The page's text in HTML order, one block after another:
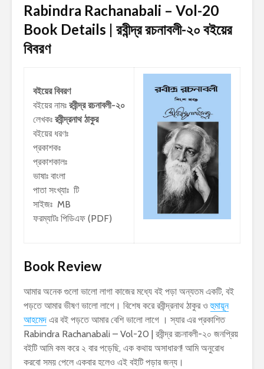
Rabindra Rachanabali – Vol-20
Book Details | রবীন্দ্র রচনাবলী-২০ বইয়ের
বিবরণ
বইয়ের বিবরণ
বইয়ের নামঃ রবীন্দ্র রচনাবলী-২০
লেখকঃ রবীন্দ্রনাথ ঠাকুর
বইয়ের ধরণঃ
প্রকাশকঃ
প্রকাশকালঃ
ভাষাঃ বাংলা
পাতা সংখ্যাঃ টি
সাইজঃ MB
ফরম্যাটঃ পিডিএফ (PDF)
Book Review
আমার অনেক গুলো ভালো লাগা কাজের মধ্যে বই পড়া অন্যতম একটি, বই
পড়তে আমার ভীষণ ভালো লাগে। বিশেষ করে রবীন্দ্রনাথ ঠাকুর ওহুমায়ূন
আহমেদ এর বই পড়তে আমার বেশি ভালো লাগে । স্যার এর প্রকাশিত
Rabindra Rachanabali – Vol-20 | রবীন্দ্র রচনাবলী-২০ জনপ্রিয়
বইটি আমি কম করে ২ বার পড়েছি, এক কথায় অসাধারণ! আমি অনুরোধ
করবো সময় পেলে একবার হলেও এই বইটি পড়ার জন্য।